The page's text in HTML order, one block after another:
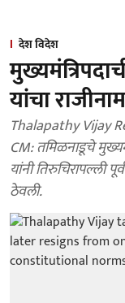
देश विदेश
यांचा
Thalapathy Vijay
CM: तमिळनाडूचे
यांनी तिरुचिरापल्ली
ठेवली.